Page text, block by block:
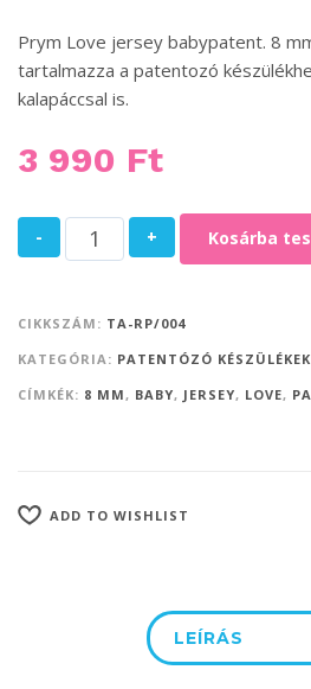
Prym Love jersey babypatent. 8
tartalmazza a patentozó
kalapáccsal is.
3 990 Ft
- + Kosárba
CIKKSZÁM: TA-RP/004
KATEGÓRIA: PATENTÓZÓ
CÍMKÉK: 8 MM , BABY, JERSEY, LOVE,
ADD TO WISHLIST
LEÍRÁS